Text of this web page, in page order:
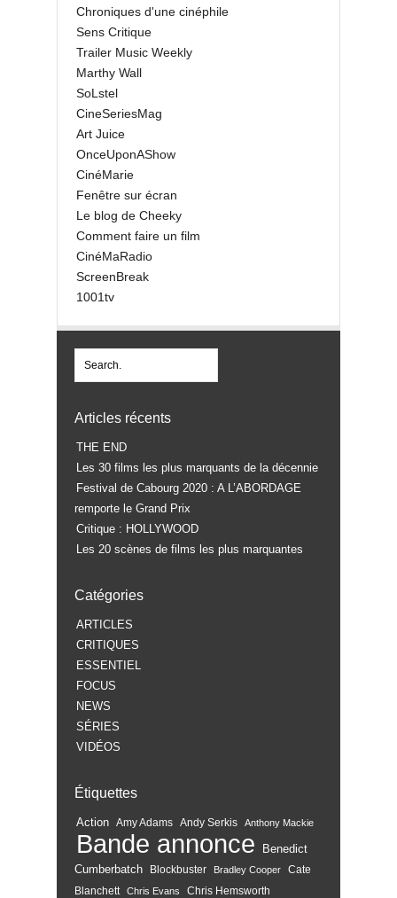
Chroniques d'une cinéphile
Sens Critique
Trailer Music Weekly
Marthy Wall
SoLstel
CineSeriesMag
Art Juice
OnceUponAShow
CinéMarie
Fenêtre sur écran
Le blog de Cheeky
Comment faire un film
CinéMaRadio
ScreenBreak
1001tv
Articles récents
THE END
Les 30 films les plus marquants de la décennie
Festival de Cabourg 2020 : A L’ABORDAGE
remporte le Grand Prix
Critique : HOLLYWOOD
Les 20 scènes de films les plus marquantes
Catégories
ARTICLES
CRITIQUES
ESSENTIEL
FOCUS
NEWS
SÉRIES
VIDÉOS
Étiquettes
Action Amy Adams Andy Serkis Anthony Mackie
Bande annonce
Benedict
Cumberbatch
Blockbuster Bradley Cooper
Cate
Blanchett
Chris Evans Chris Hemsworth